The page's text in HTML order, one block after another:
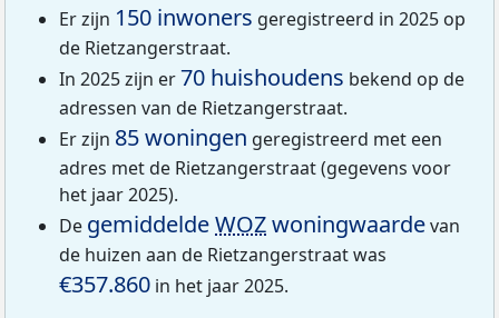
Er zijn 150 inwoners geregistreerd in 2025 op
de Rietzangerstraat.
In 2025 zijn er70 huishoudens bekend op de
adressen van de Rietzangerstraat.
Er zijn 85 woningen geregistreerd met een
adres met de Rietzangerstraat (gegevens voor
het jaar 2025).
De gemiddeldeWOZwoningwaardevan
de huizen aan de Rietzangerstraat was
€357.860 in het jaar 2025.